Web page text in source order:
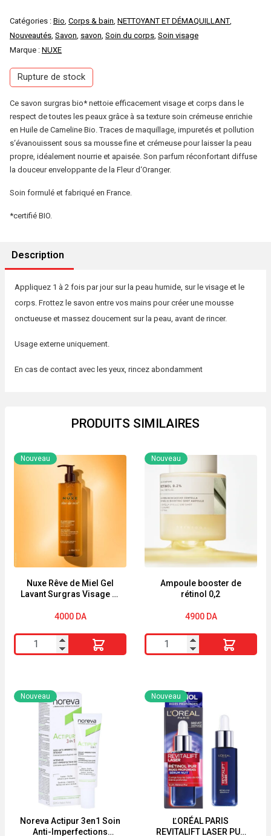
Catégories : Bio, Corps & bain, NETTOYANT ET DÉMAQUILLANT,
Nouveautés, Savon, savon, Soin du corps, Soin visage
Marque : NUXE
Rupture de stock
Ce savon surgras bio* nettoie efficacement visage et corps dans le
respect de toutes les peaux grâce à sa texture soin crémeuse enrichie
en Huile de Cameline Bio. Traces de maquillage, impuretés et pollution
s‘évanouissent sous sa mousse fine et crémeuse pour laisser la peau
propre, idéalement nourrie et apaisée. Son parfum réconfortant diffuse
la douceur enveloppante de la Fleur d‘Oranger.
Soin formulé et fabriqué en France.
*certifié BIO.
Description
Appliquez 1 à 2 fois par jour sur la peau humide, sur le visage et le
corps. Frottez le savon entre vos mains pour créer une mousse
onctueuse et massez doucement sur la peau, avant de rincer.
Usage externe uniquement.
En cas de contact avec les yeux, rincez abondamment
PRODUITS SIMILAIRES
Nuxe Rêve de Miel Gel
Lavant Surgras Visage et
Nouveau
4000 DA
quantité
de
Rêve
de
Lavant
Surgras
Visage
Corps
Ampoule booster de
rétinol 0,2
Nouveau
4900 DA
quantité
de
booster
de
Noreva Actipur 3en1 Soin
Anti-Imperfections
Nouveau
ĽORÉAL PARIS
REVITALIFT LASER PUR
Nouveau